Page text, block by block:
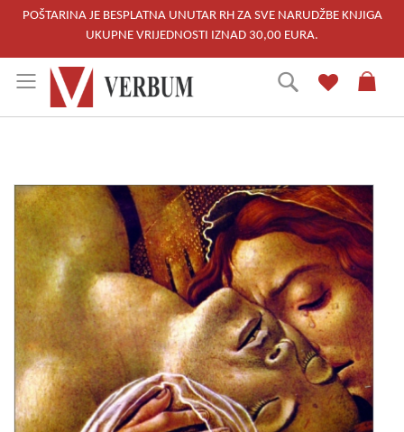
POŠTARINA JE BESPLATNA UNUTAR RH ZA SVE NARUDŽBE KNJIGA
UKUPNE VRIJEDNOSTI IZNAD 30,00 EURA.
to
Content
Traži
Skip
to
the
end
of
images
gallery